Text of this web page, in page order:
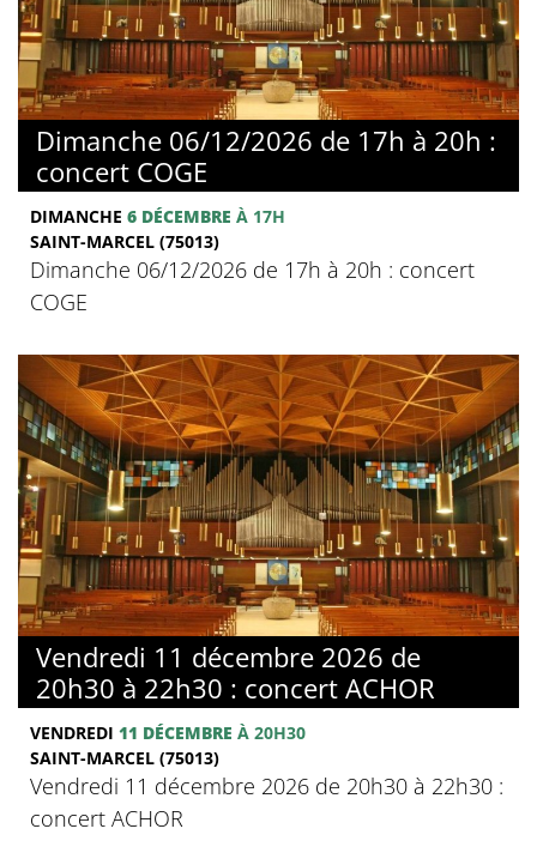
Dimanche 06/12/2026 de 17h à 20h :
concert COGE
DIMANCHE 6 DÉCEMBRE À 17H
SAINT-MARCEL (75013)
Dimanche 06/12/2026 de 17h à 20h : concert
COGE
Vendredi 11 décembre 2026 de
20h30 à 22h30 : concert ACHOR
VENDREDI 11 DÉCEMBRE À 20H30
SAINT-MARCEL (75013)
Vendredi 11 décembre 2026 de 20h30 à 22h30 :
concert ACHOR